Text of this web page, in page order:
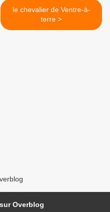
le chevalier de Ventre-à-
terre >
Overblog